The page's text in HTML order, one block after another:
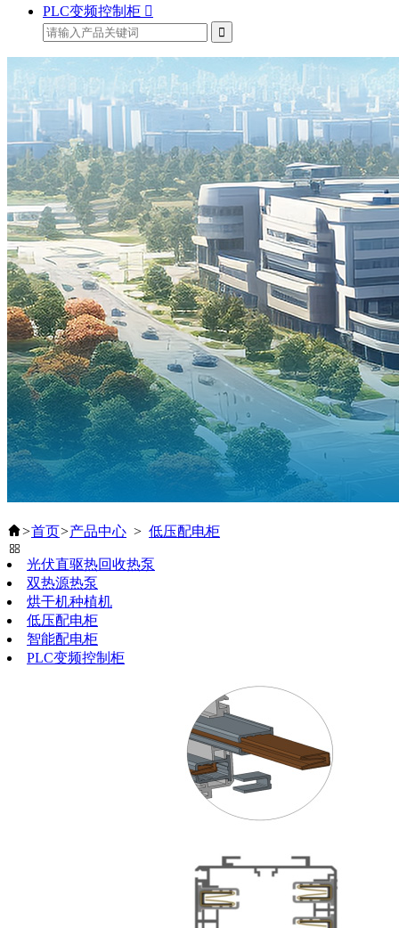
PLC变频控制柜
>首页>产品中心 > 低压配电柜
光伏直驱热回收热泵
双热源热泵
烘干机种植机
低压配电柜
智能配电柜
PLC变频控制柜